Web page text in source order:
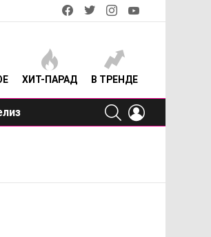
facebooktwitterinstagram
ХИТ-ПАРАД В ТРЕНДЕ
SEARCH